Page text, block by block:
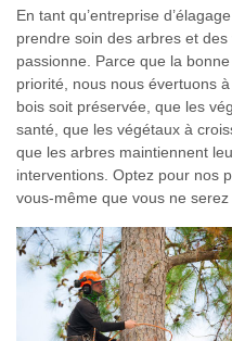
En tant qu’entreprise
prendre soin des arbres et
passionne. Parce que la
priorité, nous nous évertuons
bois soit préservée, que les
santé, que les végétaux à
que les arbres maintiennent
interventions. Optez pour nos
vous-même que vous ne